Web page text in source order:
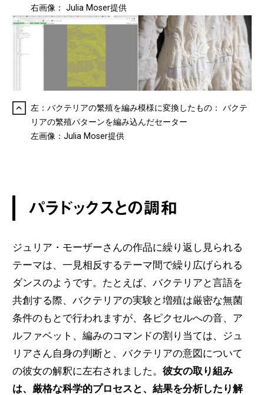
右画像： Julia Moser提供
左：バクテリアの繁殖を編み模様に変換したもの： バクテ
リアの繁殖パターンを編み込んだセーター
左画像：Julia Moser提供
パラドックスとの調和
ジュリア・モーザーさんの作品に繰り返し見られる
テーマは、一見相反するテーマ間で繰り広げられる
ダンスのようです。たとえば、バクテリアと言語を
共創する際、バクテリアの実験と増殖は厳密な無菌
条件のもとで行われますが、各ピクセルへの音、ア
ルファベット、編みのコマンドの割り当ては、ジュ
リアさん自身の判断と、バクテリアの意図について
の彼女の解釈に左右されました。 彼女の取り組み
は、厳格な科学的プロセスと、結果を分析したり解